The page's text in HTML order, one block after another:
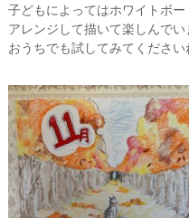
子どもによってはホワイトボ
アレンジして描いて楽しんでい
おうちでも試してみてくださ